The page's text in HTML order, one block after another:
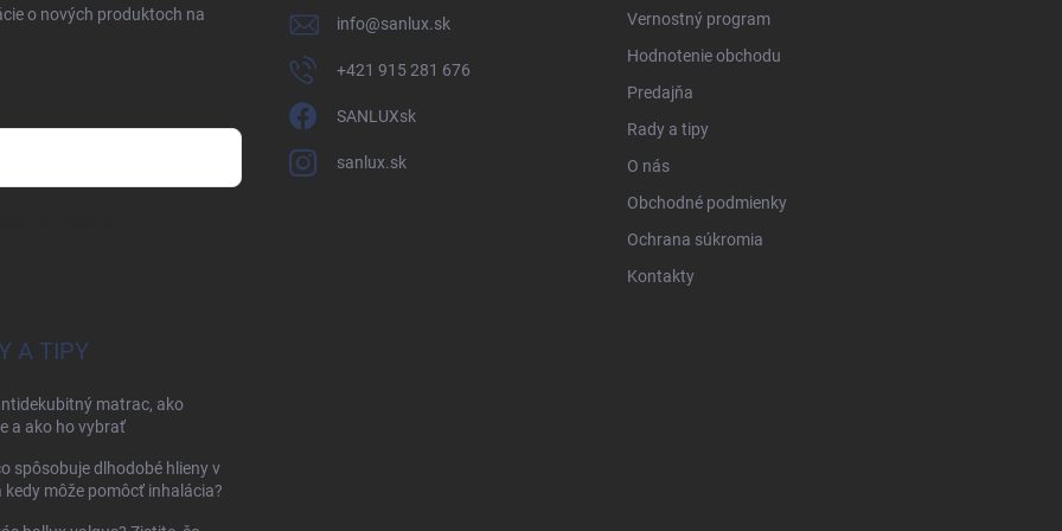
o nových produktoch na
info@sanlux.sk
+421 915 281 676
SANLUXsk
sanlux.sk
Vernostný program
Hodnotenie obchodu
Predajňa
Rady a tipy
O nás
Obchodné podmienky
Ochrana súkromia
Kontakty
A TIPY
matrac, ako
a ako ho vybrať
spôsobuje dlhodobé hlieny v
kedy môže pomôcť inhalácia?